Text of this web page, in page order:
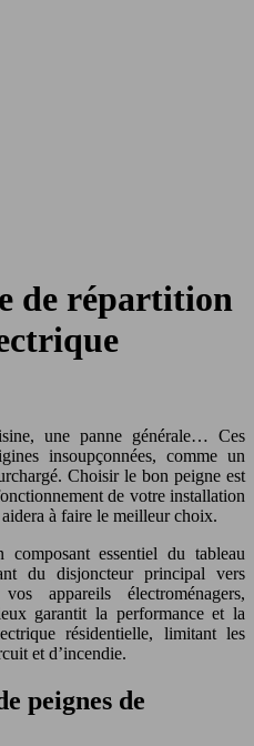
de répartition
une panne générale… Ces
insoupçonnées, comme un
Choisir le bon peigne est
de votre installation
à faire le meilleur choix.
essentiel du tableau
du disjoncteur principal vers
appareils électroménagers,
garantit la performance et la
résidentielle, limitant les
et d’incendie.
peignes de